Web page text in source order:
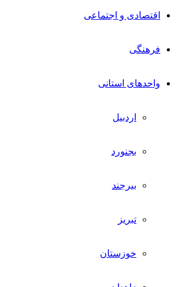
اقتصادی و اجتماعی
فرهنگی
واحدهای استانی
اردبیل
بجنورد
بیرجند
تبریز
خوزستان